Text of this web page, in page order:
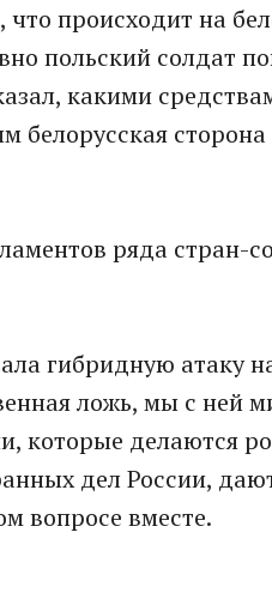
происходит на
польский солдат
какими
белорусская сторона
ряда стран-
гибридную атаку
ложь, мы с ней
которые делаются
дел России,
вопросе вместе.